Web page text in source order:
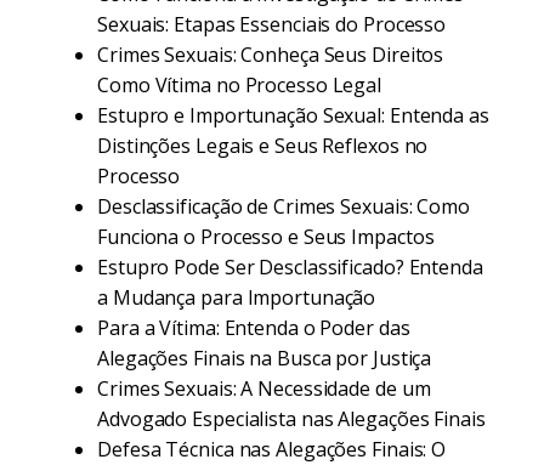
Sexuais: Etapas Essenciais do Processo
Crimes Sexuais: Conheça Seus Direitos
Como Vítima no Processo Legal
Estupro e Importunação Sexual: Entenda as
Distinções Legais e Seus Reflexos no
Processo
Desclassificação de Crimes Sexuais: Como
Funciona o Processo e Seus Impactos
Estupro Pode Ser Desclassificado? Entenda
a Mudança para Importunação
Para a Vítima: Entenda o Poder das
Alegações Finais na Busca por Justiça
Crimes Sexuais: A Necessidade de um
Advogado Especialista nas Alegações Finais
Defesa Técnica nas Alegações Finais: O